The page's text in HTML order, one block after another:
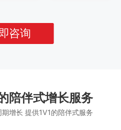
咨询
陪伴式增长服务
增长 提供1V1的陪伴式服务